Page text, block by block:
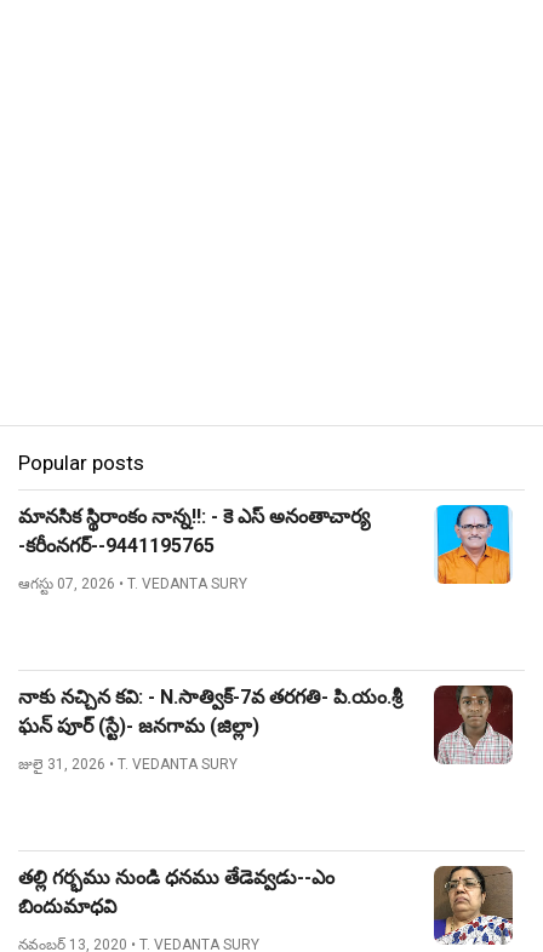
Popular posts
మానసిక స్థిరాంకం నాన్న!!: - కె ఎస్ అనంతాచార్య
-కరీంనగర్--9441195765
ఆగస్టు 07, 2026 • T. VEDANTA SURY
నాకు నచ్చిన కవి: - N.సాత్విక్-7వ తరగతి- పి.యం.శ్రీ
ఘన్ పూర్ (స్టే)- జనగామ (జిల్లా)
జులై 31, 2026 • T. VEDANTA SURY
తల్లి గర్భము నుండి ధనము తేడెవ్వడు--ఎం
బిందుమాధవి
నవంబర్ 13, 2020 • T. VEDANTA SURY